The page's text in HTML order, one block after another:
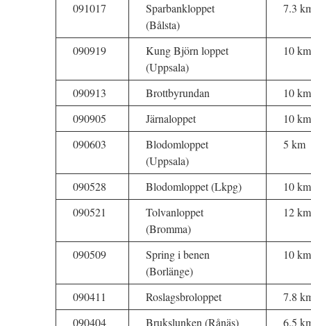
091017
Sparbankloppet
(Bålsta)
7.3
090919
Kung Björn loppet
(Uppsala)
10 km
090913 Brottbyrundan
10 km
090905
Järnaloppet
10 km
090603
Blodomloppet
(Uppsala)
5 km
090528 Blodomloppet (Lkpg)
10 km
090521
Tolvanloppet
(Bromma)
12 km
090509
Spring i benen
(Borlänge)
10 km
090411 Roslagsbroloppet
7.8
090404
Brukslunken (Rånäs) 6.5